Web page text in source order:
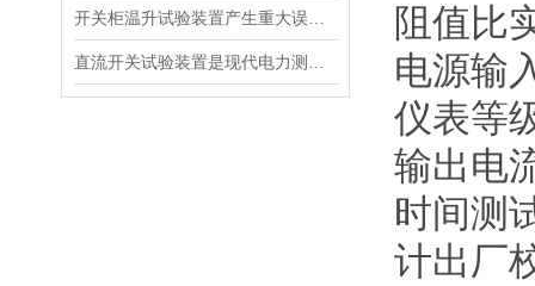
阻值比
电源输
仪表等
输出电
时间测
计出厂